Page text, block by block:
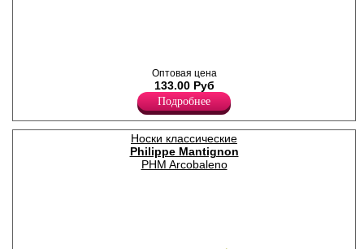
удобной широкой резинкой,
кеттельными (плоскими)
швами.
Мерсеризованный хлопок
95%
Эластан 5%
Оптовая цена
133.00 Руб
Подробнее
Носки классические
Philippe Mantignon
PHM Arcobaleno